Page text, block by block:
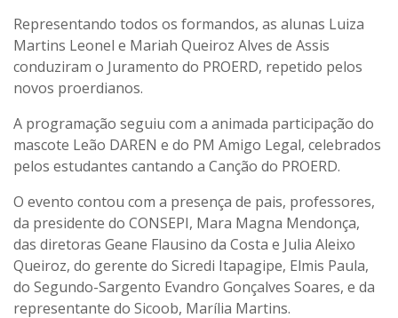
Representando todos os formandos, as alunas Luiza
Martins Leonel e Mariah Queiroz Alves de Assis
conduziram o Juramento do PROERD, repetido pelos
novos proerdianos.
A programação seguiu com a animada participação do
mascote Leão DAREN e do PM Amigo Legal, celebrados
pelos estudantes cantando a Canção do PROERD.
O evento contou com a presença de pais, professores,
da presidente do CONSEPI, Mara Magna Mendonça,
das diretoras Geane Flausino da Costa e Julia Aleixo
Queiroz, do gerente do Sicredi Itapagipe, Elmis Paula,
do Segundo-Sargento Evandro Gonçalves Soares, e da
representante do Sicoob, Marília Martins.